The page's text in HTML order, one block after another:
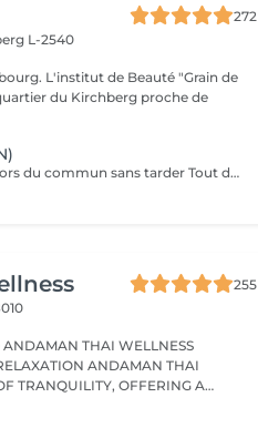
272
L-2540
L'institut de Beauté "Grain de
du Kirchberg proche de
Venez découvrir ce massage hors du commun sans tarder Tout d'abord nous utilisons une huile végétale et pure puis nous massons l'ensemble du corps en alternant brosses et pierres. Relaxation assurée ! Le corps est détendu et tonifié.
255
THAI WELLNESS
ANDAMAN THAI
TRANQUILITY, OFFERING A